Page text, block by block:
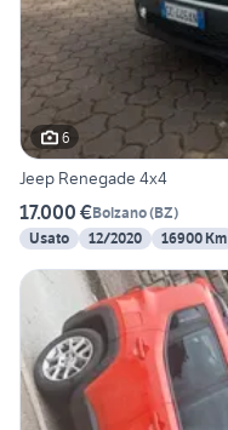
6
Jeep Renegade 4x4
17.000 €Bolzano(BZ)
Usato
12/2020 16900 Km